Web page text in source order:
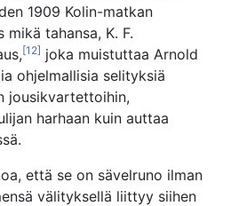
1909 Kolin-matkan
tahansa, K. F.
[12] joka muistuttaa Arnold
ohjelmallisia selityksiä
jousikvartettoihin,
harhaan kuin auttaa
että se on sävelruno ilman
välityksellä liittyy siihen